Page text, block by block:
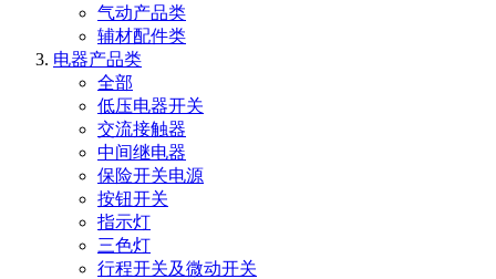
气动产品类
辅材配件类
电器产品类
全部
低压电器开关
交流接触器
中间继电器
保险开关电源
按钮开关
指示灯
三色灯
行程开关及微动开关